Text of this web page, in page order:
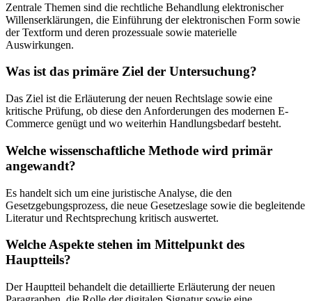
Zentrale Themen sind die rechtliche Behandlung elektronischer
Willenserklärungen, die Einführung der elektronischen Form sowie
der Textform und deren prozessuale sowie materielle
Auswirkungen.
Was ist das primäre Ziel der Untersuchung?
Das Ziel ist die Erläuterung der neuen Rechtslage sowie eine
kritische Prüfung, ob diese den Anforderungen des modernen E-
Commerce genügt und wo weiterhin Handlungsbedarf besteht.
Welche wissenschaftliche Methode wird primär
angewandt?
Es handelt sich um eine juristische Analyse, die den
Gesetzgebungsprozess, die neue Gesetzeslage sowie die begleitende
Literatur und Rechtsprechung kritisch auswertet.
Welche Aspekte stehen im Mittelpunkt des
Hauptteils?
Der Hauptteil behandelt die detaillierte Erläuterung der neuen